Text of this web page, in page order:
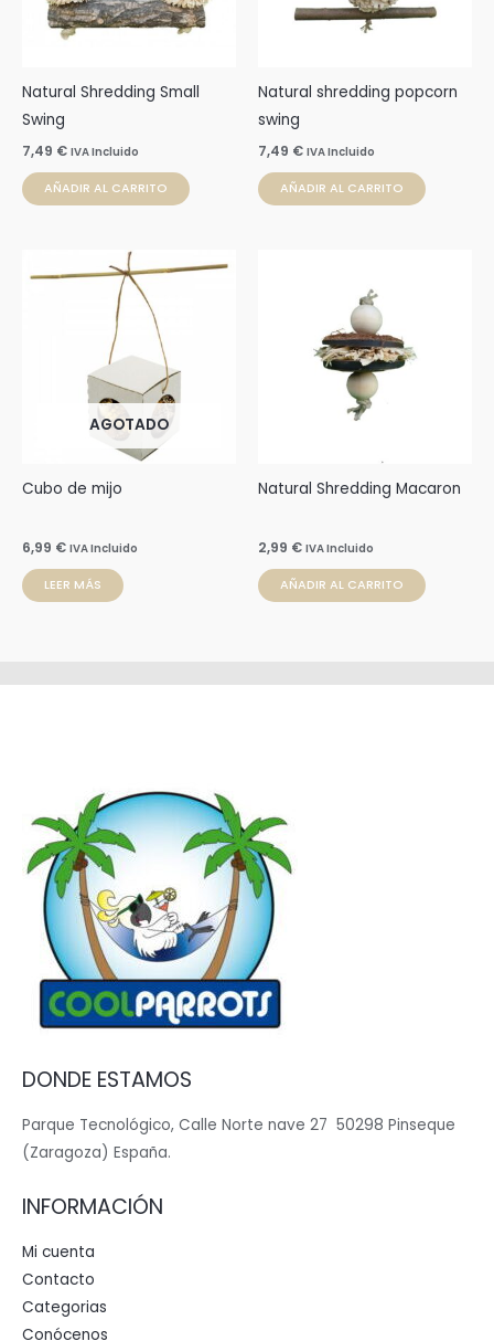
Natural Shredding Small
Swing
7,49 € IVA Incluido
AÑADIR AL CARRITO
Natural shredding popcorn
swing
7,49 € IVA Incluido
AÑADIR AL CARRITO
AGOTADO
Cubo de mijo
6,99 € IVA Incluido
LEER MÁS
Natural Shredding Macaron
2,99 € IVA Incluido
AÑADIR AL CARRITO
DONDE ESTAMOS
Parque Tecnológico, Calle Norte nave 27 50298 Pinseque
(Zaragoza) España.
INFORMACIÓN
Mi cuenta
Contacto
Categorias
Conócenos